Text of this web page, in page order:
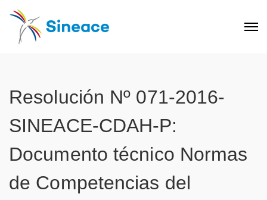
Resolución Nº 071-2016-
SINEACE-CDAH-P:
Documento técnico Normas
de Competencias del